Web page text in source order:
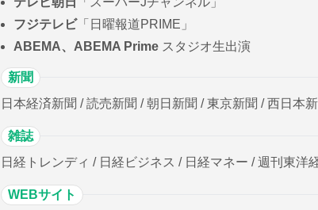
フジテレビ「日曜報道PRIME」
ABEMA、ABEMA Prime スタジオ生出演
新聞
日本経済新聞 / 読売新聞 / 朝日新聞 / 東京新聞 / 西日本
雑誌
日経トレンディ / 日経ビジネス / 日経マネー / 週刊東洋
WEBサイト